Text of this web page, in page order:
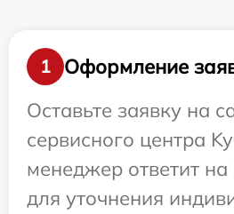
1
Оформление
Оставьте заявку на
сервисного центра
менеджер ответит
для уточнения